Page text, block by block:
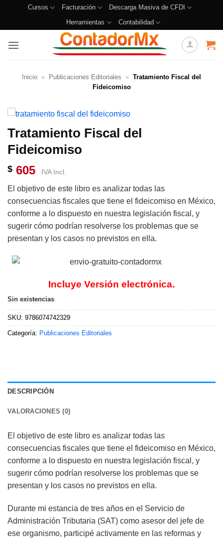
Cursos Facturación
Descarga Masiva de CFDI
Herramientas
Contabilidad
Inicio » Publicaciones Editoriales » Tratamiento Fiscal del
Fideicomiso
Tratamiento Fiscal del
Fideicomiso
$ 605 IVA Incl.
El objetivo de este libro es analizar todas las
consecuencias fiscales que tiene el fideicomiso en México,
conforme a lo dispuesto en nuestra legislación fiscal, y
sugerir cómo podrían resolverse los problemas que se
presentan y los casos no previstos en ella.
Incluye Versión electrónica.
Sin existencias
SKU: 9786074742329
Categoría: Publicaciones Editoriales
DESCRIPCIÓN
VALORACIONES (0)
El objetivo de este libro es analizar todas las
consecuencias fiscales que tiene el fideicomiso en México,
conforme a lo dispuesto en nuestra legislación fiscal, y
sugerir cómo podrían resolverse los problemas que se
presentan y los casos no previstos en ella.
Durante mi estancia de tres años en el Servicio de
Administración Tributaria (SAT) como asesor del jefe de
ese organismo, participé activamente en las reformas y